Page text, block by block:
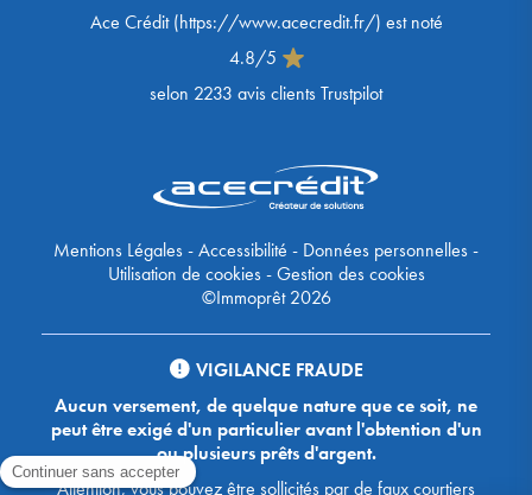
Ace Crédit(https://www.acecredit.fr/) est noté
4.8/5
selon 2233 avis clients Trustpilot
Mentions Légales-Accessibilité - Données personnelles-
Utilisation de cookies-Gestion des cookies
©Immoprêt 2026
VIGILANCE FRAUDE
Aucun versement, de quelque nature que ce soit, ne
peut être exigé d'un particulier avant l'obtention d'un
ou plusieurs prêts d'argent.
Attention, vous pouvez être sollicités par de faux courtiers